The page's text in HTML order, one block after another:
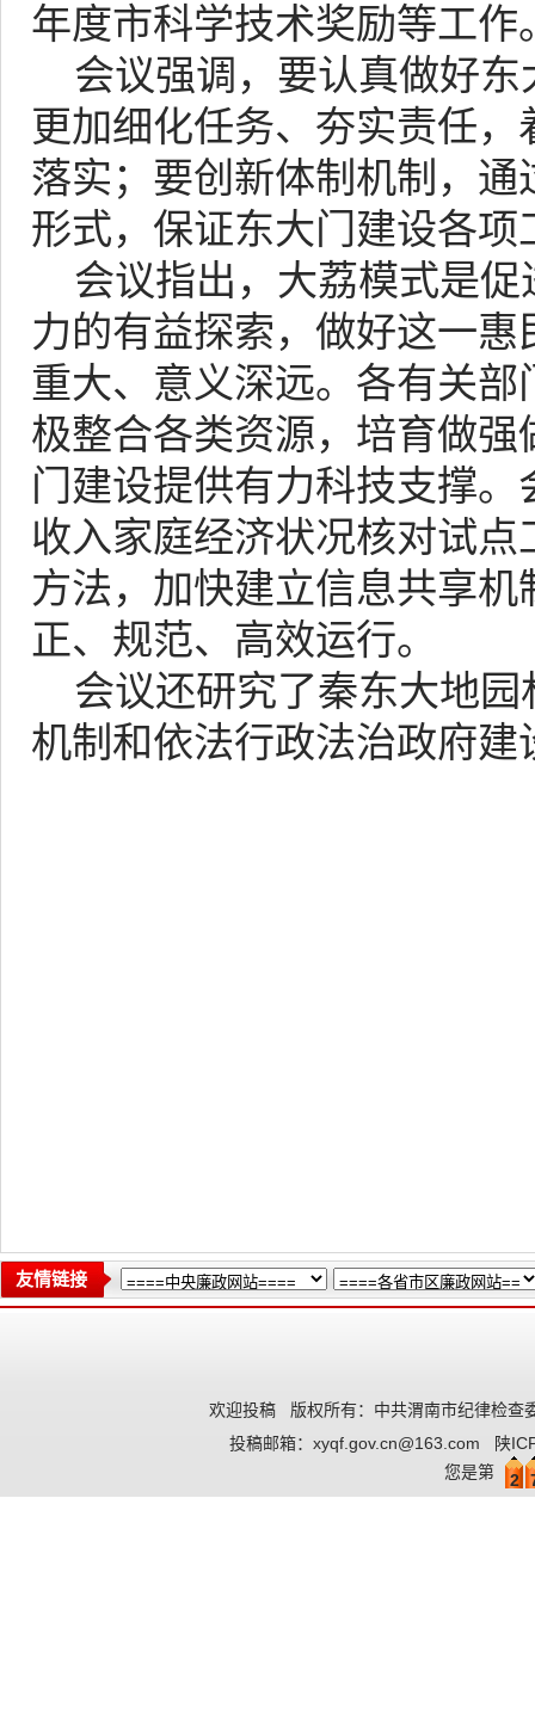
年度市科学技术奖励等工作
会议强调，要认真做好东
更加细化任务、夯实责任
落实；要创新体制机制，
形式，保证东大门建设各项
会议指出，大荔模式是促
力的有益探索，做好这一
重大、意义深远。各有关
极整合各类资源，培育做
门建设提供有力科技支撑
收入家庭经济状况核对试
方法，加快建立信息共享
正、规范、高效运行。
会议还研究了秦东大地园
机制和依法行政法治政府
友情链接
欢迎投稿 版权所有：中共渭南市纪律检查
投稿邮箱： xyqf.gov.cn@163.com
陕
您是第